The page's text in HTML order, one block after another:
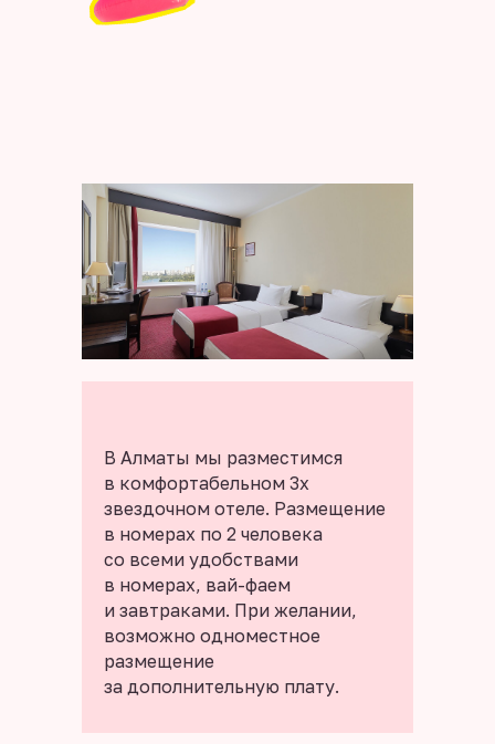
В Алматы мы разместимся
в комфортабельном 3х
звездочном отеле. Размещение
в номерах по 2 человека
со всеми удобствами
в номерах, вай-фаем
и завтраками. При желании,
возможно одноместное
размещение
за дополнительную плату.